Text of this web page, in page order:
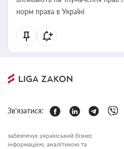
норм права в Україні
Зв'язатися:
забезпечує український бізнес
інформацією, аналітикою та